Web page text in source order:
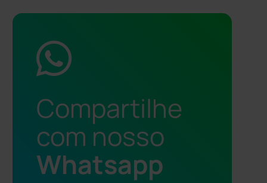
Compartilhe
com nosso
Whatsapp